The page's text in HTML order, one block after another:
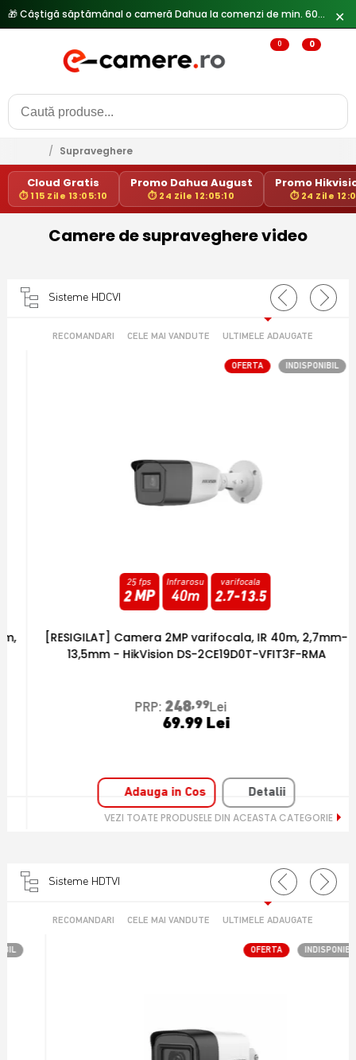
✕
0 0
/ Supraveghere
Cloud Gratis
⏱ 115 Zile 13:05:10
Promo Dahua August
⏱ 24 Zile 12:05:10
Promo
⏱ 24 Zile
Camere de supraveghere video
Sisteme HDCVI
RECOMANDARI CELE MAI VANDUTE ULTIMELE ADAUGATE
INDISPONIBIL
OFERTA
25 fps
2 MP
Infrarosu
40m
varifocala
2.7 -13.5
[RESIGILAT] Camera 2MP varifocala, IR 40m, 2,7mm-
13,5mm - HikVision DS-2CE19D0T-VFIT3F-RMA
PRP:248,99Lei
69.99 Lei
Adauga in Cos Detalii
VEZI TOATE PRODUSELE DIN ACEASTA CATEGORIE
Sisteme HDTVI
RECOMANDARI CELE MAI VANDUTE ULTIMELE ADAUGATE
INDISPONIBIL